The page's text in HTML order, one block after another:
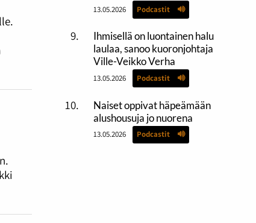
13.05.2026 Podcastit
Ihmisellä on luontainen halu
laulaa, sanoo kuoronjohtaja
Ville-Veikko Verha
13.05.2026 Podcastit
Naiset oppivat häpeämään
alushousuja jo nuorena
13.05.2026 Podcastit